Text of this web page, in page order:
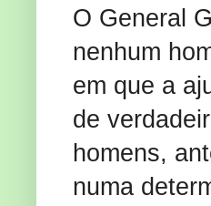
O General
nenhum
em que a
de
homens,
numa